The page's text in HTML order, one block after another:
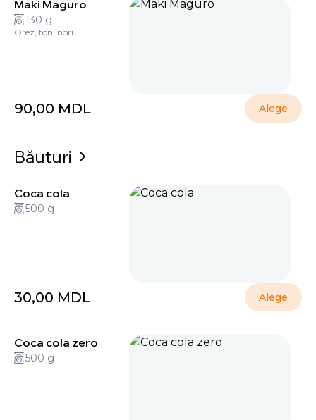
Maki Maguro
130 g
Orez, ton, nori.
90,00 MDL Alege
Băuturi
Coca cola
500 g
30,00 MDL Alege
Coca cola zero
500 g